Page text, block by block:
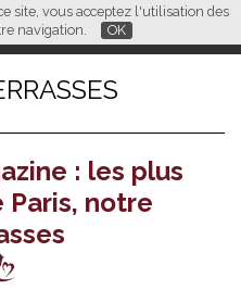
site, vous acceptez l'utilisation des
navigation.
OK
FR EN CN
: les plus
notre